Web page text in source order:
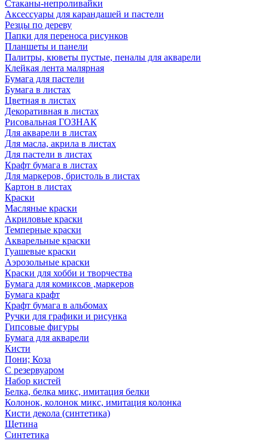
Стаканы-непроливайки
Аксессуары для карандашей и пастели
Резцы по дереву
Папки для переноса рисунков
Планшеты и панели
Палитры, кюветы пустые, пеналы для акварели
Клейкая лента малярная
Бумага для пастели
Бумага в листах
Цветная в листах
Декоративная в листах
Рисовальная ГОЗНАК
Для акварели в листах
Для масла, акрила в листах
Для пастели в листах
Крафт бумага в листах
Для маркеров, бристоль в листах
Картон в листах
Краски
Масляные краски
Акриловые краски
Темперные краски
Акварельные краски
Гуашевые краски
Аэрозольные краски
Краски для хобби и творчества
Бумага для комиксов ,маркеров
Бумага крафт
Крафт бумага в альбомах
Ручки для графики и рисунка
Гипсовые фигуры
Бумага для акварели
Кисти
Пони; Коза
С резервуаром
Набор кистей
Белка, белка микс, имитация белки
Колонок, колонок микс, имитация колонка
Кисти декола (синтетика)
Щетина
Синтетика